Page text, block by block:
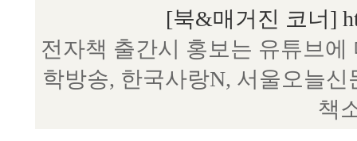
[북&매거진 코너]
전자책 출간시 홍보는 유튜브
학방송, 한국사랑N, 서울오늘
책